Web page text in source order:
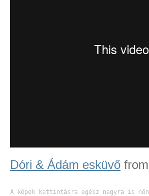
Dóri & Ádám esküvő from
A képek kattintásra egész nagyra is